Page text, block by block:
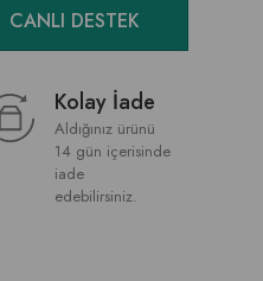
CANLI DESTEK
Kolay İade
Aldığınız ürünü
14 gün içerisinde
iade
edebilirsiniz.